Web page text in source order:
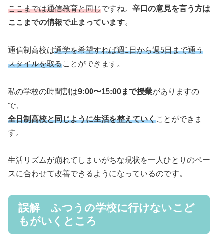
ここまでは通信教育と同じですね。 辛口の意見を言う方は
ここまでの情報で止まっています。
通信制高校は通学を希望すれば週1日から週5日まで通う
スタイルを取ることができます。
私の学校の時間割は9:00〜15:00まで授業がありますの
で、
全日制高校と同じように生活を整えていくことができま
す。
生活リズムが崩れてしまいがちな現状を一人ひとりのペー
スに合わせて改善できるようになっているのです。
誤解 ふつうの学校に行けないこど
もがいくところ